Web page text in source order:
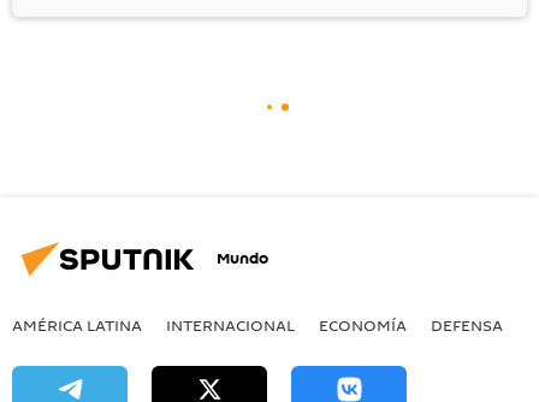
Mundo
AMÉRICA LATINA INTERNACIONAL ECONOMÍA DEFENSA